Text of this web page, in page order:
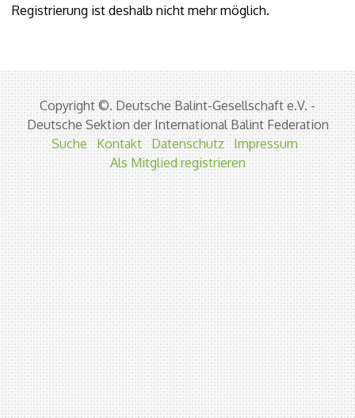
Registrierung ist deshalb nicht mehr möglich.
Copyright ©. Deutsche Balint-Gesellschaft e.V. -
Deutsche Sektion der International Balint Federation
Suche
Kontakt Datenschutz
Impressum
Als Mitglied registrieren